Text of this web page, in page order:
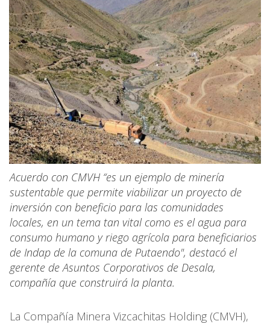
Acuerdo con CMVH “es un ejemplo de minería
sustentable que permite viabilizar un proyecto de
inversión con beneficio para las comunidades
locales, en un tema tan vital como es el agua para
consumo humano y riego agrícola para beneficiarios
de Indap de la comuna de Putaendo", destacó el
gerente de Asuntos Corporativos de Desala,
compañía que construirá la planta.
La Compañía Minera Vizcachitas Holding (CMVH),